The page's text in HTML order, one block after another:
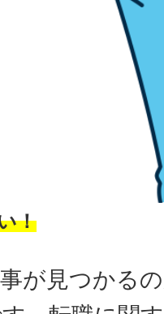
！
が見つかる